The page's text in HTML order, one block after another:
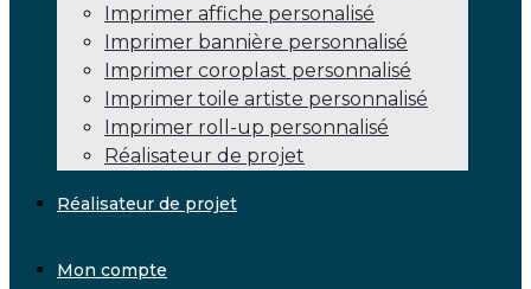
Imprimer affiche personalisé
Imprimer bannière personnalisé
Imprimer coroplast personnalisé
Imprimer toile artiste personnalisé
Imprimer roll-up personnalisé
Réalisateur de projet
Réalisateur de projet
Mon compte